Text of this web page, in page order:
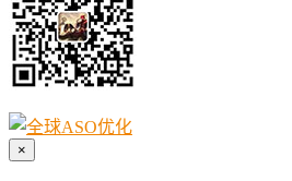
×